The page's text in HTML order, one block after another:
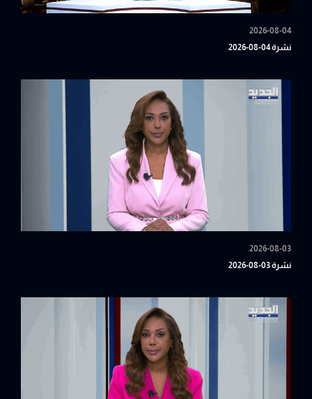
2026-08-04
نشرة 04-08-2026
2026-08-03
نشرة 03-08-2026